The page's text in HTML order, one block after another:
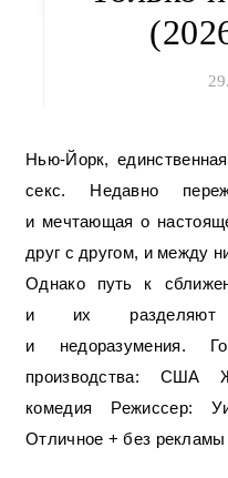
Нью-Йорк, единственная ночь в году, когда разрешён
секс. Недавно
и мечтающая о
друг с другом, и между
Однако путь к
и их разделяют
и недоразумения.
производства: США
комедия Режиссер:
Отличное + без